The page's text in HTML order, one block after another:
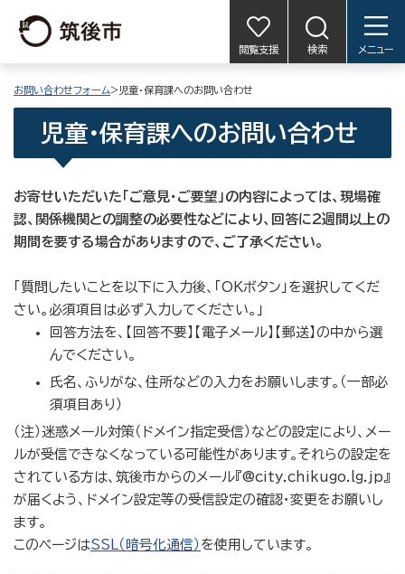
閲覧支援 検索 メニュー
お問い合わせフォーム>児童・保育課へのお問い合わせ
児童・保育課へのお問い合わせ
お寄せいただいた「ご意見・ご要望」の内容によっては、現場確
認、関係機関との調整の必要性などにより、回答に2週間以上の
期間を要する場合がありますので、ご了承ください。
「質問したいことを以下に入力後、「OKボタン」を選択してくだ
さい。必須項目は必ず入力してください。」
回答方法を、【回答不要】【電子メール】【郵送】の中から選
んでください。
氏名、ふりがな、住所などの入力をお願いします。（一部必
須項目あり）
（注）迷惑メール対策（ドメイン指定受信）などの設定により、メー
ルが受信できなくなっている可能性があります。それらの設定を
されている方は、筑後市からのメール『@city.chikugo.lg.jp』
が届くよう、ドメイン設定等の受信設定の確認・変更をお願いし
ます。
このページはSSL（暗号化通信） を使用しています。